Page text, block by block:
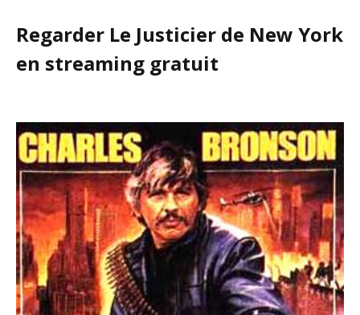
Regarder Le Justicier de New York
en streaming gratuit